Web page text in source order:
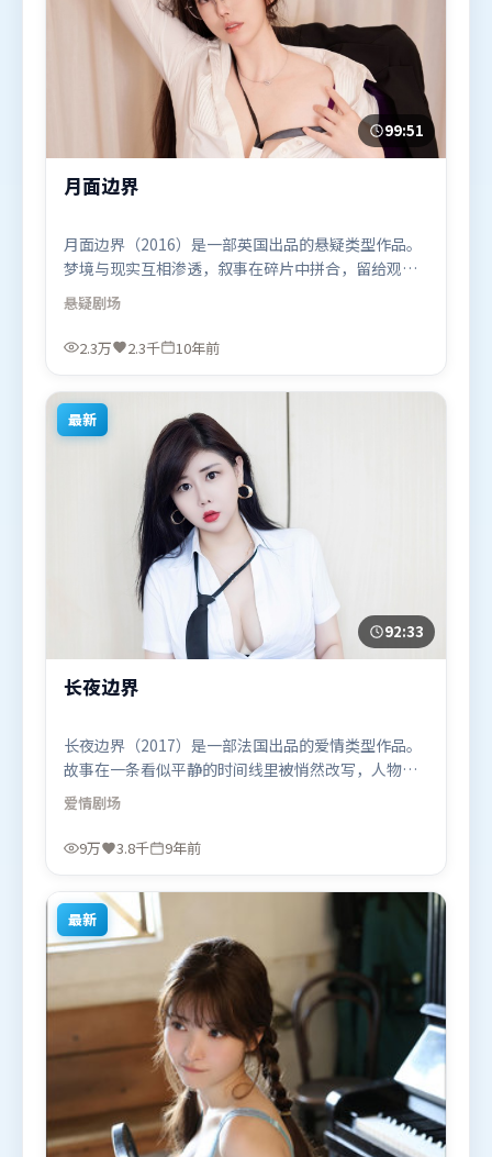
99:51
月面边界
月面边界（2016）是一部英国出品的悬疑类型作品。
梦境与现实互相渗透，叙事在碎片中拼合，留给观众
回味空间。类型元素被重新组合，既致敬经典也尝试
突破套路。由王家卫执导，吴京、易烊千玺、白宇，
周迅、秦海璐等联袂出演。影片于2016年1月3日（英
观看。
悬疑剧场
2.3万 2.3千 10年前
最新
92:33
长夜边界
长夜边界（2017）是一部法国出品的爱情类型作品。
故事在一条看似平静的时间线里被悄然改写，人物被
迫直面过去与现在的撕裂。叙事线索多线并进，最终
在关键节点收束。由王家卫执导，刘德华、段奕宏、
秦海璐，堺雅人等联袂出演。影片于2017年4月16日
观众观看。
爱情剧场
9万 3.8千 9年前
最新